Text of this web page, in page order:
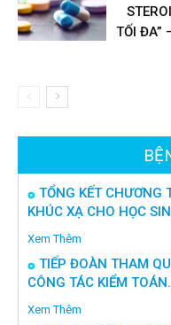
TỐI ĐA”
TỔNG KẾT CHƯƠNG
KHÚC XẠ CHO HỌC
Xem Thêm
TIẾP ĐOÀN THAM
CÔNG TÁC KIỂM
Xem Thêm